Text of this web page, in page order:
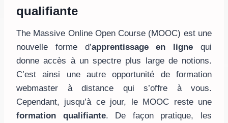
qualifiante
The Massive Online Open Course (MOOC) est une
nouvelle forme d’apprentissage en lignequi
donne accès à un spectre plus large de notions.
C’est ainsi une autre opportunité de formation
webmaster à distance qui s’offre à vous.
Cependant, jusqu’à ce jour, le MOOC reste une
formation qualifiante. De façon pratique, les